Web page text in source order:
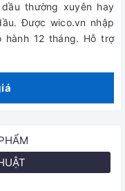
thường xuyên hay
Được wico.vn nhập
hành 12 tháng. Hỗ trợ